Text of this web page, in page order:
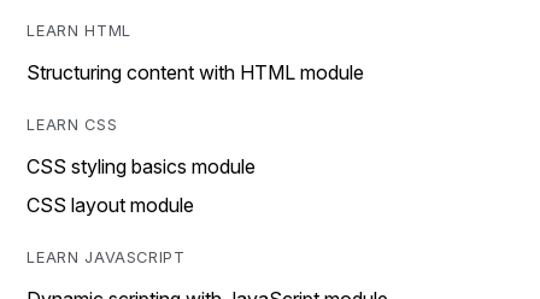
LEARN HTML
Structuring content with HTML module
LEARN CSS
CSS styling basics module
CSS layout module
LEARN JAVASCRIPT